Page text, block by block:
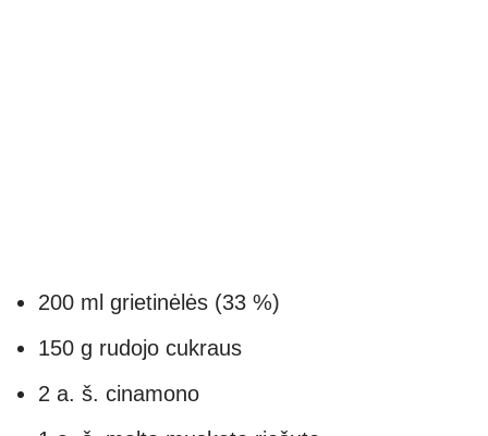
200 ml grietinėlės (33 %)
150 g rudojo cukraus
2 a. š. cinamono